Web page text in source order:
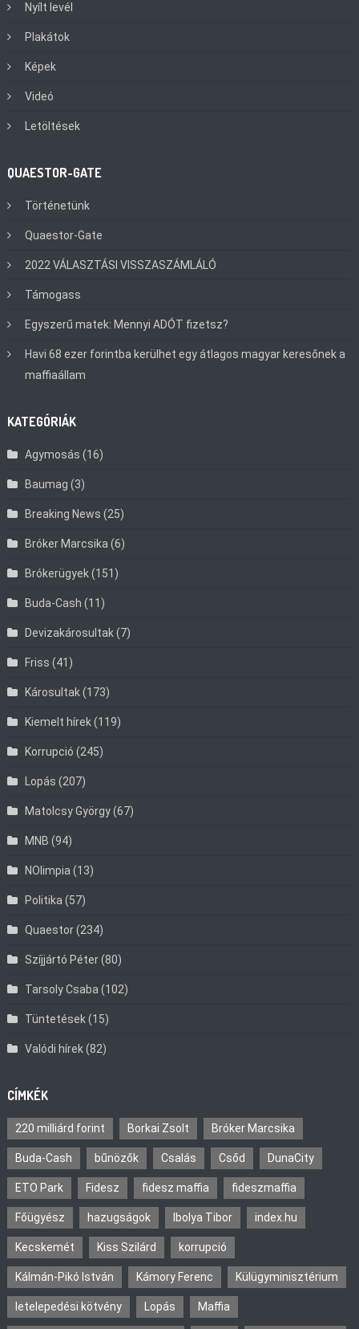
Nyílt levél
Plakátok
Képek
Videó
Letöltések
QUAESTOR-GATE
Történetünk
Quaestor-Gate
2022 VÁLASZTÁSI VISSZASZÁMLÁLÓ
Támogass
Egyszerű matek: Mennyi ADÓT fizetsz?
Havi 68 ezer forintba kerülhet egy átlagos magyar keresőnek a
maffiaállam
KATEGÓRIÁK
Agymosás (16)
Baumag (3)
Breaking News (25)
Bróker Marcsika (6)
Brókerügyek(151)
Buda-Cash (11)
Devizakárosultak(7)
Friss (41)
Károsultak(173)
Kiemelt hírek(119)
Korrupció (245)
Lopás (207)
Matolcsy György(67)
MNB (94)
NOlimpia (13)
Politika (57)
Quaestor(234)
Szíjjártó Péter(80)
Tarsoly Csaba (102)
Tüntetések(15)
Valódi hírek(82)
CÍMKÉK
220 milliárd forint Borkai Zsolt Bróker Marcsika
Buda-Cash bűnözők Csalás Csőd DunaCity
ETO Park Fidesz fidesz maffia fideszmaffia
Főügyész hazugságok Ibolya Tibor index.hu
Kecskemét Kiss Szilárd korrupció
Kálmán-Pikó István Kámory Ferenc Külügyminisztérium
letelepedési kötvény Lopás Maffia